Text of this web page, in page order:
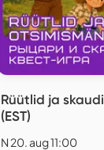
Rüütlid ja
(EST)
N 20. aug 11:00